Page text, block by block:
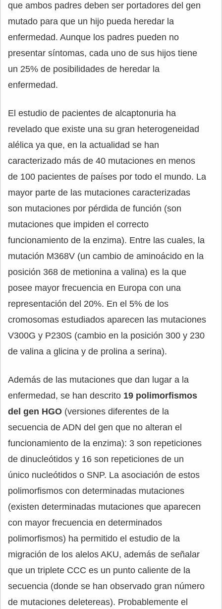
que ambos padres deben ser portadores del gen
mutado para que un hijo pueda heredar la
enfermedad. Aunque los padres pueden no
presentar síntomas, cada uno de sus hijos tiene
un 25% de posibilidades de heredar la
enfermedad.
El estudio de pacientes de alcaptonuria ha
revelado que existe una su gran heterogeneidad
alélica ya que, en la actualidad se han
caracterizado más de 40 mutaciones en menos
de 100 pacientes de países por todo el mundo. La
mayor parte de las mutaciones caracterizadas
son mutaciones por pérdida de función (son
mutaciones que impiden el correcto
funcionamiento de la enzima). Entre las cuales, la
mutación M368V (un cambio de aminoácido en la
posición 368 de metionina a valina) es la que
posee mayor frecuencia en Europa con una
representación del 20%. En el 5% de los
cromosomas estudiados aparecen las mutaciones
V300G y P230S (cambio en la posición 300 y 230
de valina a glicina y de prolina a serina).
Además de las mutaciones que dan lugar a la
enfermedad, se han descrito 19 polimorfismos
del gen HGO (versiones diferentes de la
secuencia de ADN del gen que no alteran el
funcionamiento de la enzima): 3 son repeticiones
de dinucleótidos y 16 son repeticiones de un
único nucleótidos o SNP. La asociación de estos
polimorfismos con determinadas mutaciones
(existen determinadas mutaciones que aparecen
con mayor frecuencia en determinados
polimorfismos) ha permitido el estudio de la
migración de los alelos AKU, además de señalar
que un triplete CCC es un punto caliente de la
secuencia (donde se han observado gran número
de mutaciones deletereas). Probablemente el